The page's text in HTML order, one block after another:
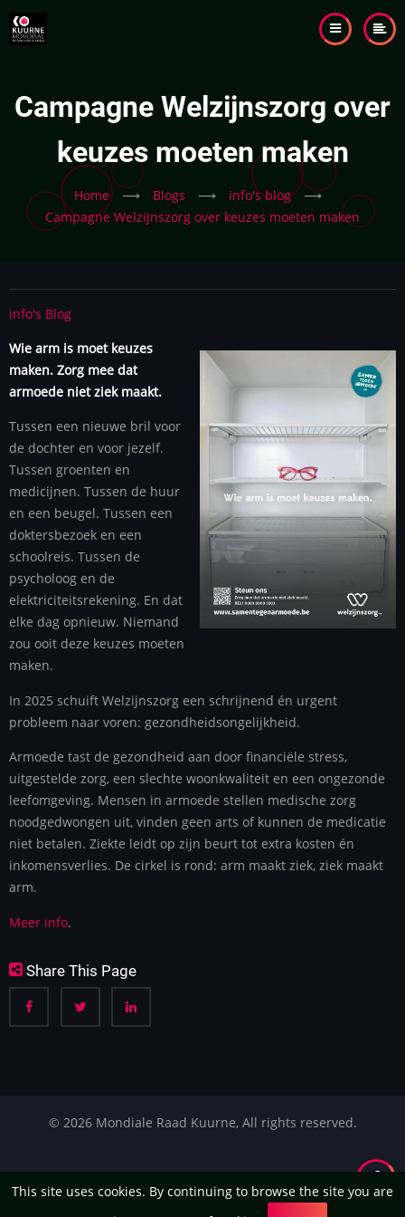
Campagne Welzijnszorg over
keuzes moeten maken
Home ⟶ Blogs ⟶ info's blog
⟶
Campagne Welzijnszorg over keuzes moeten maken
info's Blog
Wie arm is moet keuzes
maken. Zorg mee dat
armoede niet ziek maakt.
Tussen een nieuwe bril voor
de dochter en voor jezelf.
Tussen groenten en
medicijnen. Tussen de huur
en een beugel. Tussen een
doktersbezoek en een
schoolreis. Tussen de
psycholoog en de
elektriciteitsrekening. En dat
elke dag opnieuw. Niemand
zou ooit deze keuzes moeten
maken.
In 2025 schuift Welzijnszorg een schrijnend én urgent
probleem naar voren: gezondheidsongelijkheid.
Armoede tast de gezondheid aan door financiële stress,
uitgestelde zorg, een slechte woonkwaliteit en een ongezonde
leefomgeving. Mensen in armoede stellen medische zorg
noodgedwongen uit, vinden geen arts of kunnen de medicatie
niet betalen. Ziekte leidt op zijn beurt tot extra kosten én
inkomensverlies. De cirkel is rond: arm maakt ziek, ziek maakt
arm.
Meer info.
Share This Page
© 2026 Mondiale Raad Kuurne, All rights reserved.
This site uses cookies. By continuing to browse the site you are